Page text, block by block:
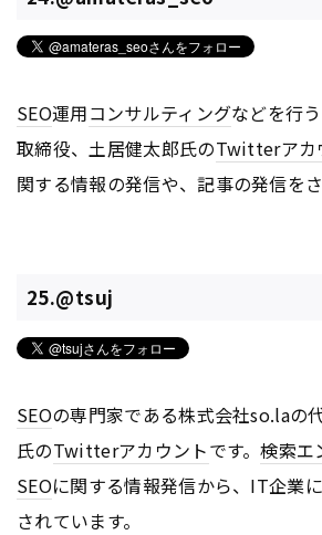
SEO運用コンサルティングなどを行
取締役、土居健太郎氏のTwitterアカ
関する情報の発信や、記事の発信をさ
25.@tsuj
SEOの専門家である株式会社so.laの
氏のTwitterアカウントです。検索エ
SEOに関する情報発信から、IT企業
されています。